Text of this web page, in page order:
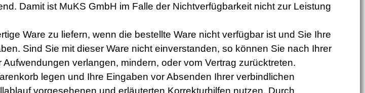
Damit ist MuKS GmbH im Falle der Nichtverfügbarkeit nicht zur Leistung
Ware zu liefern, wenn die bestellte Ware nicht verfügbar ist und Sie Ihre
Sind Sie mit dieser Ware nicht einverstanden, so können Sie nach Ihrer
verlangen, mindern, oder vom Vertrag zurücktreten.
legen und Ihre Eingaben vor Absenden Ihrer verbindlichen
vorgesehenen und erläuterten Korrekturhilfen nutzen. Durch